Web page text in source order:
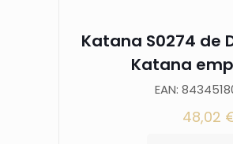
Katana S0274 de
Katana
EAN:
48,02